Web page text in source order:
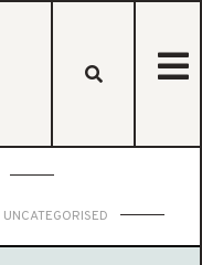
UNCATEGORISED